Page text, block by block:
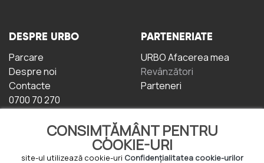
CONSIMȚĂMÂNT PENTRU
COOKIE-URI
site-ul utilizează cookie-uri Confidențialitatea cookie-urilor
DESPRE URBO
Parcare
Despre noi
Contacte
0700 70 270
PARTENERIATE
URBO Afacerea mea
Revânzători
Parteneri